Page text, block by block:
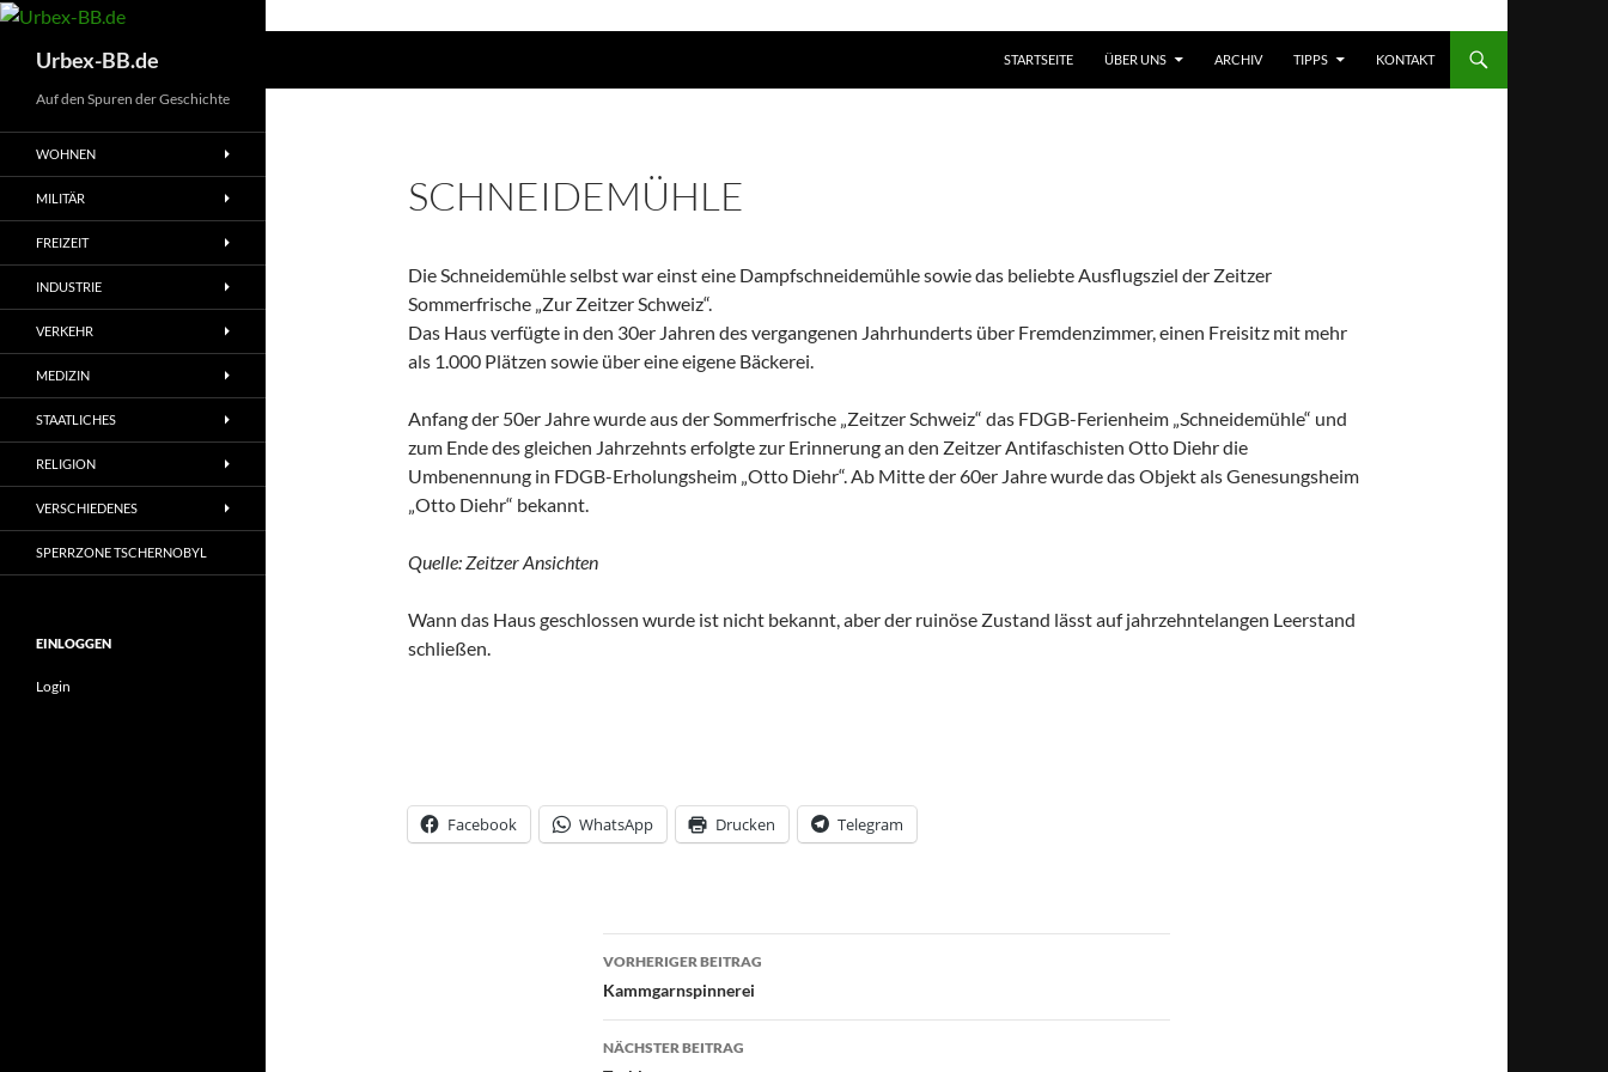
Urbex-BB.de
STARTSEITE
ÜBER UNS ARCHIV TIPPS KONTAKT
SCHNEIDEMÜHLE
Die Schneidemühle selbst war einst eine Dampfschneidemühle sowie das beliebte Ausflugsziel der Zeitzer
Sommerfrische „Zur Zeitzer Schweiz“.
Das Haus verfügte in den 30er Jahren des vergangenen Jahrhunderts über Fremdenzimmer, einen Freisitz mit mehr
als 1.000 Plätzen sowie über eine eigene Bäckerei.
Anfang der 50er Jahre wurde aus der Sommerfrische „Zeitzer Schweiz“ das FDGB-Ferienheim „Schneidemühle“ und
zum Ende des gleichen Jahrzehnts erfolgte zur Erinnerung an den Zeitzer Antifaschisten Otto Diehr die
Umbenennung in FDGB-Erholungsheim „Otto Diehr“. Ab Mitte der 60er Jahre wurde das Objekt als Genesungsheim
„Otto Diehr“ bekannt.
Quelle: Zeitzer Ansichten
Wann das Haus geschlossen wurde ist nicht bekannt, aber der ruinöse Zustand lässt auf jahrzehntelangen Leerstand
schließen.
Facebook WhatsApp Drucken Telegram
Beitrags-
Navigation
VORHERIGER BEITRAG
Kammgarnspinnerei
NÄCHSTER BEITRAG
Auf den Spuren der Geschichte
WOHNEN
MILITÄR
FREIZEIT
INDUSTRIE
VERKEHR
MEDIZIN
STAATLICHES
RELIGION
VERSCHIEDENES
SPERRZONE TSCHERNOBYL
EINLOGGEN
Login